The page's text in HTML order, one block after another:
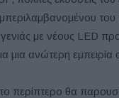
με νέους LED
μια ανώτερη εμπειρία
περίπτερο θα